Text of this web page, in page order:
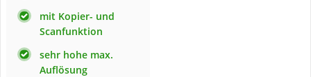
mit Kopier- und
Scanfunktion
sehr hohe max.
Auflösung